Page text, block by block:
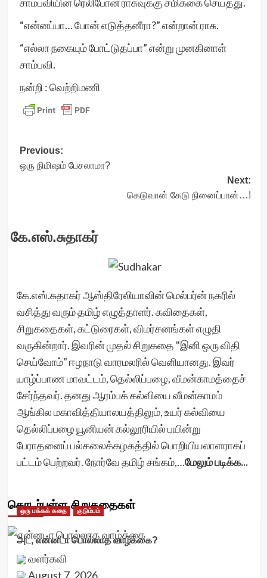
“என்னப்பா… போன் எடுத்தனீரா?” என்றான் ராசு.
“எல்லா நகையும் போட்டுதப்பா” என்று முனகினாள்
சாம்பவி.
நன்றி : வெற்றிமணி
Post
navigation
Previous:
ஒரு நிமிஷம் பேசலாமா?
Next:
கெடுவான் கேடு நினைப்பான்…!
கே.எஸ்.சுதாகர்
கே.எஸ்.சுதாகர் ஆஸ்திரேலியாவின் மெல்பர்ன் நகரில்
வசித்து வரும் தமிழ் எழுத்தாளர். கவிதைகள்,
சிறுகதைகள், கட்டுரைகள், விமர்சனங்கள் எழுதி
வருகின்றார். இவரின் முதல் சிறுகதை "இனி ஒரு விதி
செய்வோம்" ஈழநாடு வாரமலரில் வெளியானது. இவர்
யாழ்ப்பாண மாவட்டம், தெல்லிப்பழை, வீமன்காமத்தைச்
சேர்ந்தவர். தனது ஆரம்பக் கல்வியை வீமன்காமம்
ஆங்கில மகாவித்தியாலயத்திலும், உயர் கல்வியை
தெல்லிப்பழை யூனியன் கல்லூரியில் பயின்று
பேராதனைப் பல்கலைக்கழகத்தில் பொறியியலாளராகப்
பட்டம் பெற்றவர். நோர்வே தமிழ் சங்கம்,…மேலும் படிக்க...
தொடர்புள்ள சிறுகதைகள்
ஒரு பக்கக் கதை குடும்பம்
அட, என்னடா பொல்லாத வாழ்க்கை?
வளர்கவி
August 7, 2026